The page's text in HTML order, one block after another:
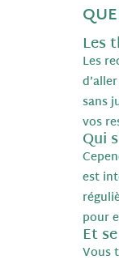
Les
Les
sans
vos
Qui
est
pour
Et
Vous